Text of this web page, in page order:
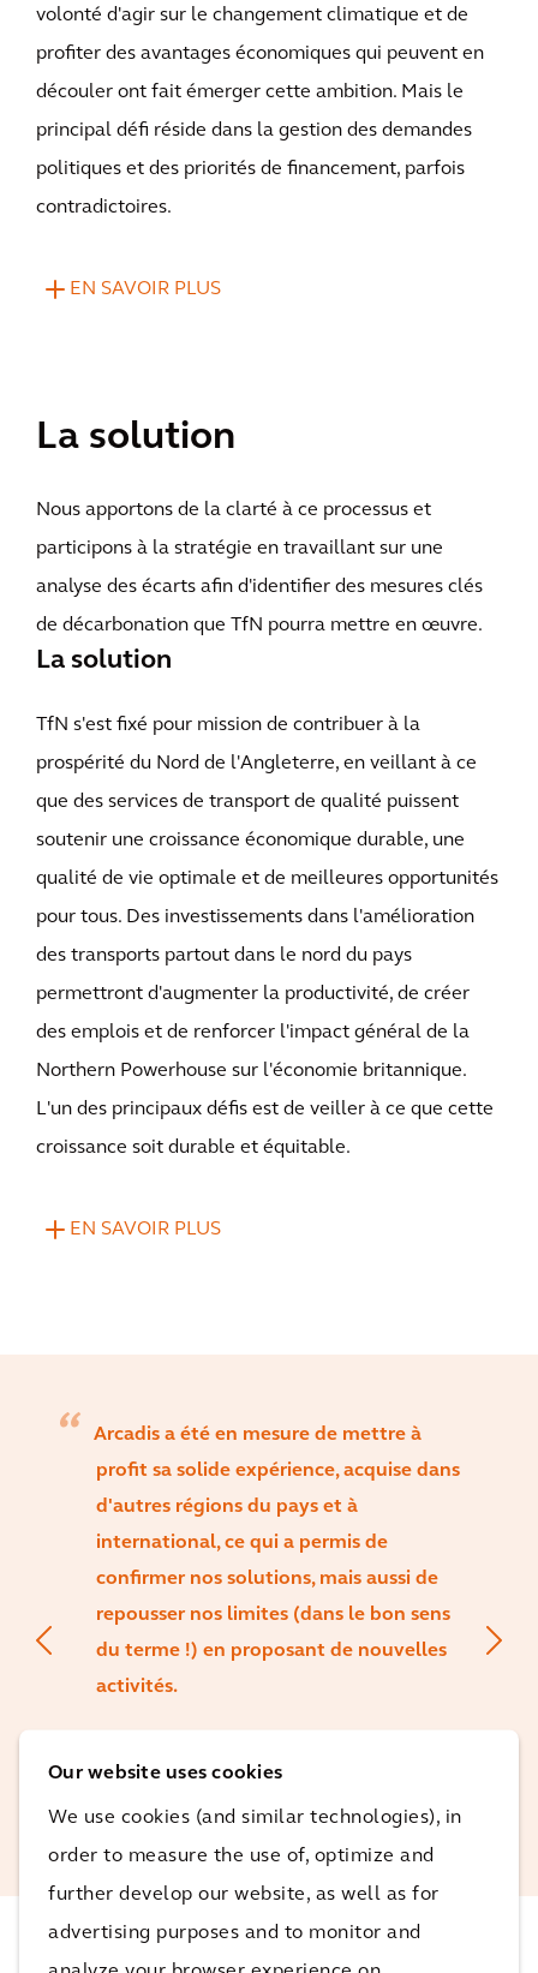
Our website uses cookies
We use cookies (and similar technologies), in
order to measure the use of, optimize and
further develop our website, as well as for
advertising purposes and to monitor and
volonté d'agir sur le changement climatique et de
profiter des avantages économiques qui peuvent en
découler ont fait émerger cette ambition. Mais le
principal défi réside dans la gestion des demandes
politiques et des priorités de financement, parfois
contradictoires.
EN SAVOIR PLUS
La solution
Nous apportons de la clarté à ce processus et
participons à la stratégie en travaillant sur une
analyse des écarts afin d'identifier des mesures clés
de décarbonation que TfN pourra mettre en œuvre.
La solution
TfN s'est fixé pour mission de contribuer à la
prospérité du Nord de l'Angleterre, en veillant à ce
que des services de transport de qualité puissent
soutenir une croissance économique durable, une
qualité de vie optimale et de meilleures opportunités
pour tous. Des investissements dans l'amélioration
des transports partout dans le nord du pays
permettront d'augmenter la productivité, de créer
des emplois et de renforcer l'impact général de la
Northern Powerhouse sur l'économie britannique.
L'un des principaux défis est de veiller à ce que cette
croissance soit durable et équitable.
EN SAVOIR PLUS
Arcadis a été en mesure de mettre à
profit sa solide expérience, acquise dans
d'autres régions du pays et à
international, ce qui a permis de
confirmer nos solutions, mais aussi de
repousser nos limites (dans le bon sens
du terme !) en proposant de nouvelles
activités.
Peter Cole
développement durable, TfN